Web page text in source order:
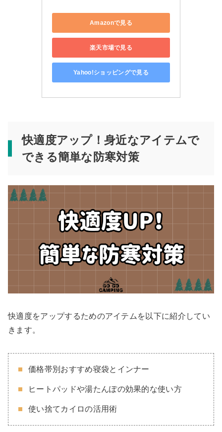
Amazonで見る
楽天市場で見る
Yahoo!ショッピングで見る
快適度アップ！身近なアイテムで
できる簡単な防寒対策
快適度をアップするためのアイテムを以下に紹介してい
きます。
価格帯別おすすめ寝袋とインナー
ヒートパッドや湯たんぽの効果的な使い方
使い捨てカイロの活用術